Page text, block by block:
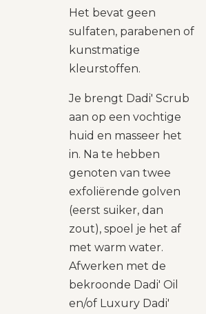
Het bevat geen
sulfaten, parabenen of
kunstmatige
kleurstoffen.
Je brengt Dadi' Scrub
aan op een vochtige
huid en masseer het
in. Na te hebben
genoten van twee
exfoliërende golven
(eerst suiker, dan
zout), spoel je het af
met warm water.
Afwerken met de
bekroonde Dadi' Oil
en/of Luxury Dadi'